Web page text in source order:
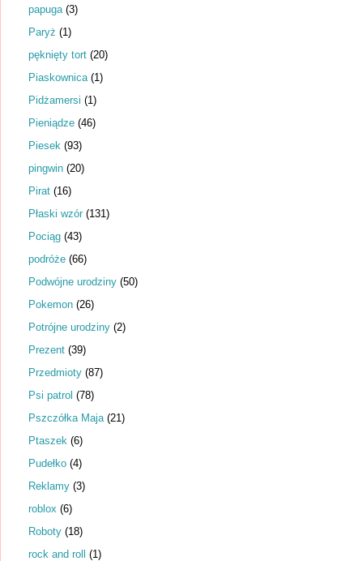
papuga (3)
Paryż (1)
pęknięty tort (20)
Piaskownica (1)
Pidżamersi (1)
Pieniądze (46)
Piesek (93)
pingwin (20)
Pirat (16)
Płaski wzór (131)
Pociąg (43)
podróże (66)
Podwójne urodziny (50)
Pokemon (26)
Potrójne urodziny (2)
Prezent (39)
Przedmioty (87)
Psi patrol (78)
Pszczółka Maja (21)
Ptaszek (6)
Pudełko (4)
Reklamy (3)
roblox (6)
Roboty (18)
rock and roll (1)